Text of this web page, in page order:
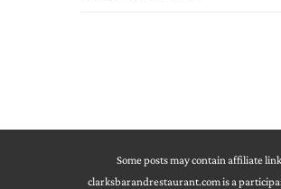
Some posts may contain affiliate
clarksbarandrestaurant.com is a